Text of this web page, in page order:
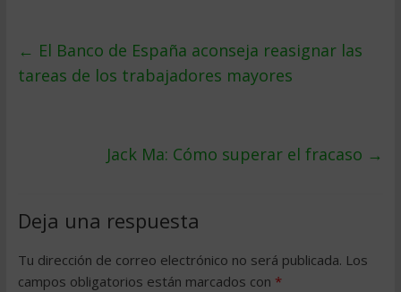
← El Banco de España aconseja reasignar las
tareas de los trabajadores mayores
Jack Ma: Cómo superar el fracaso →
Deja una respuesta
Tu dirección de correo electrónico no será publicada. Los
campos obligatorios están marcados con *